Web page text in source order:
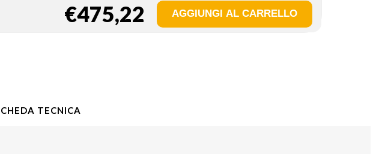
€475,22
TECNICA